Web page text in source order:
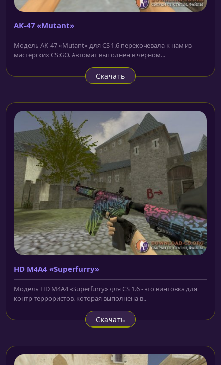
AK-47 «Mutant»
Модель AK-47 «Mutant» для CS 1.6 перекочевала к нам из
мастерских CS:GO. Автомат выполнен в чёрном...
Скачать
HD M4A4 «Superfurry»
Модель HD M4A4 «Superfurry» для CS 1.6 - это винтовка для
контр-террористов, которая выполнена в...
Скачать